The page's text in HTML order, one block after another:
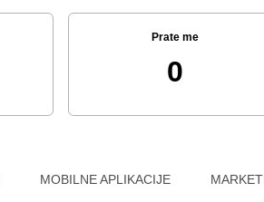
Prate me
0
MOBILNE APLIKACIJE